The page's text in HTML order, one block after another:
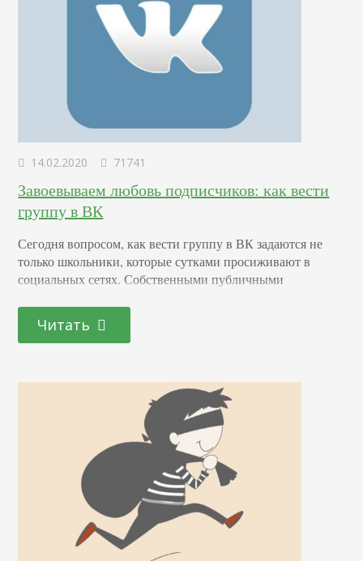
14.02.2020 71741
Завоевываем любовь подписчиков: как вести
группу в ВК
Сегодня вопросом, как вести группу в ВК задаются не
только школьники, которые сутками просиживают в
социальных сетях. Собственными публичными
информационных, развлекательных порталов и просто
блогеры. Зачастую на первом этапе развития всем
денег на рекламу и даже к блокировке паблика. В статье
Читать